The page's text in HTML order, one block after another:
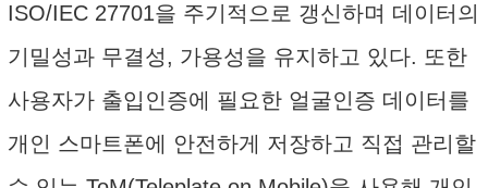
ISO/IEC 27701을 주기적으로 갱신하며 데이터의
기밀성과 무결성, 가용성을 유지하고 있다. 또한
사용자가 출입인증에 필요한 얼굴인증 데이터를
개인 스마트폰에 안전하게 저장하고 직접 관리할